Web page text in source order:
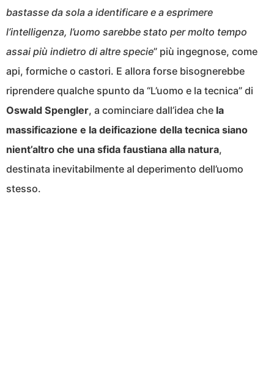
bastasse da sola a identificare e a esprimere
l’intelligenza, l’uomo sarebbe stato per molto tempo
assai più indietro di altre specie” più ingegnose, come
api, formiche o castori. E allora forse bisognerebbe
riprendere qualche spunto da “L’uomo e la tecnica” di
Oswald Spengler, a cominciare dall’idea che la
massificazione e la deificazione della tecnica siano
nient’altro che una sfida faustiana alla natura,
destinata inevitabilmente al deperimento dell’uomo
stesso.